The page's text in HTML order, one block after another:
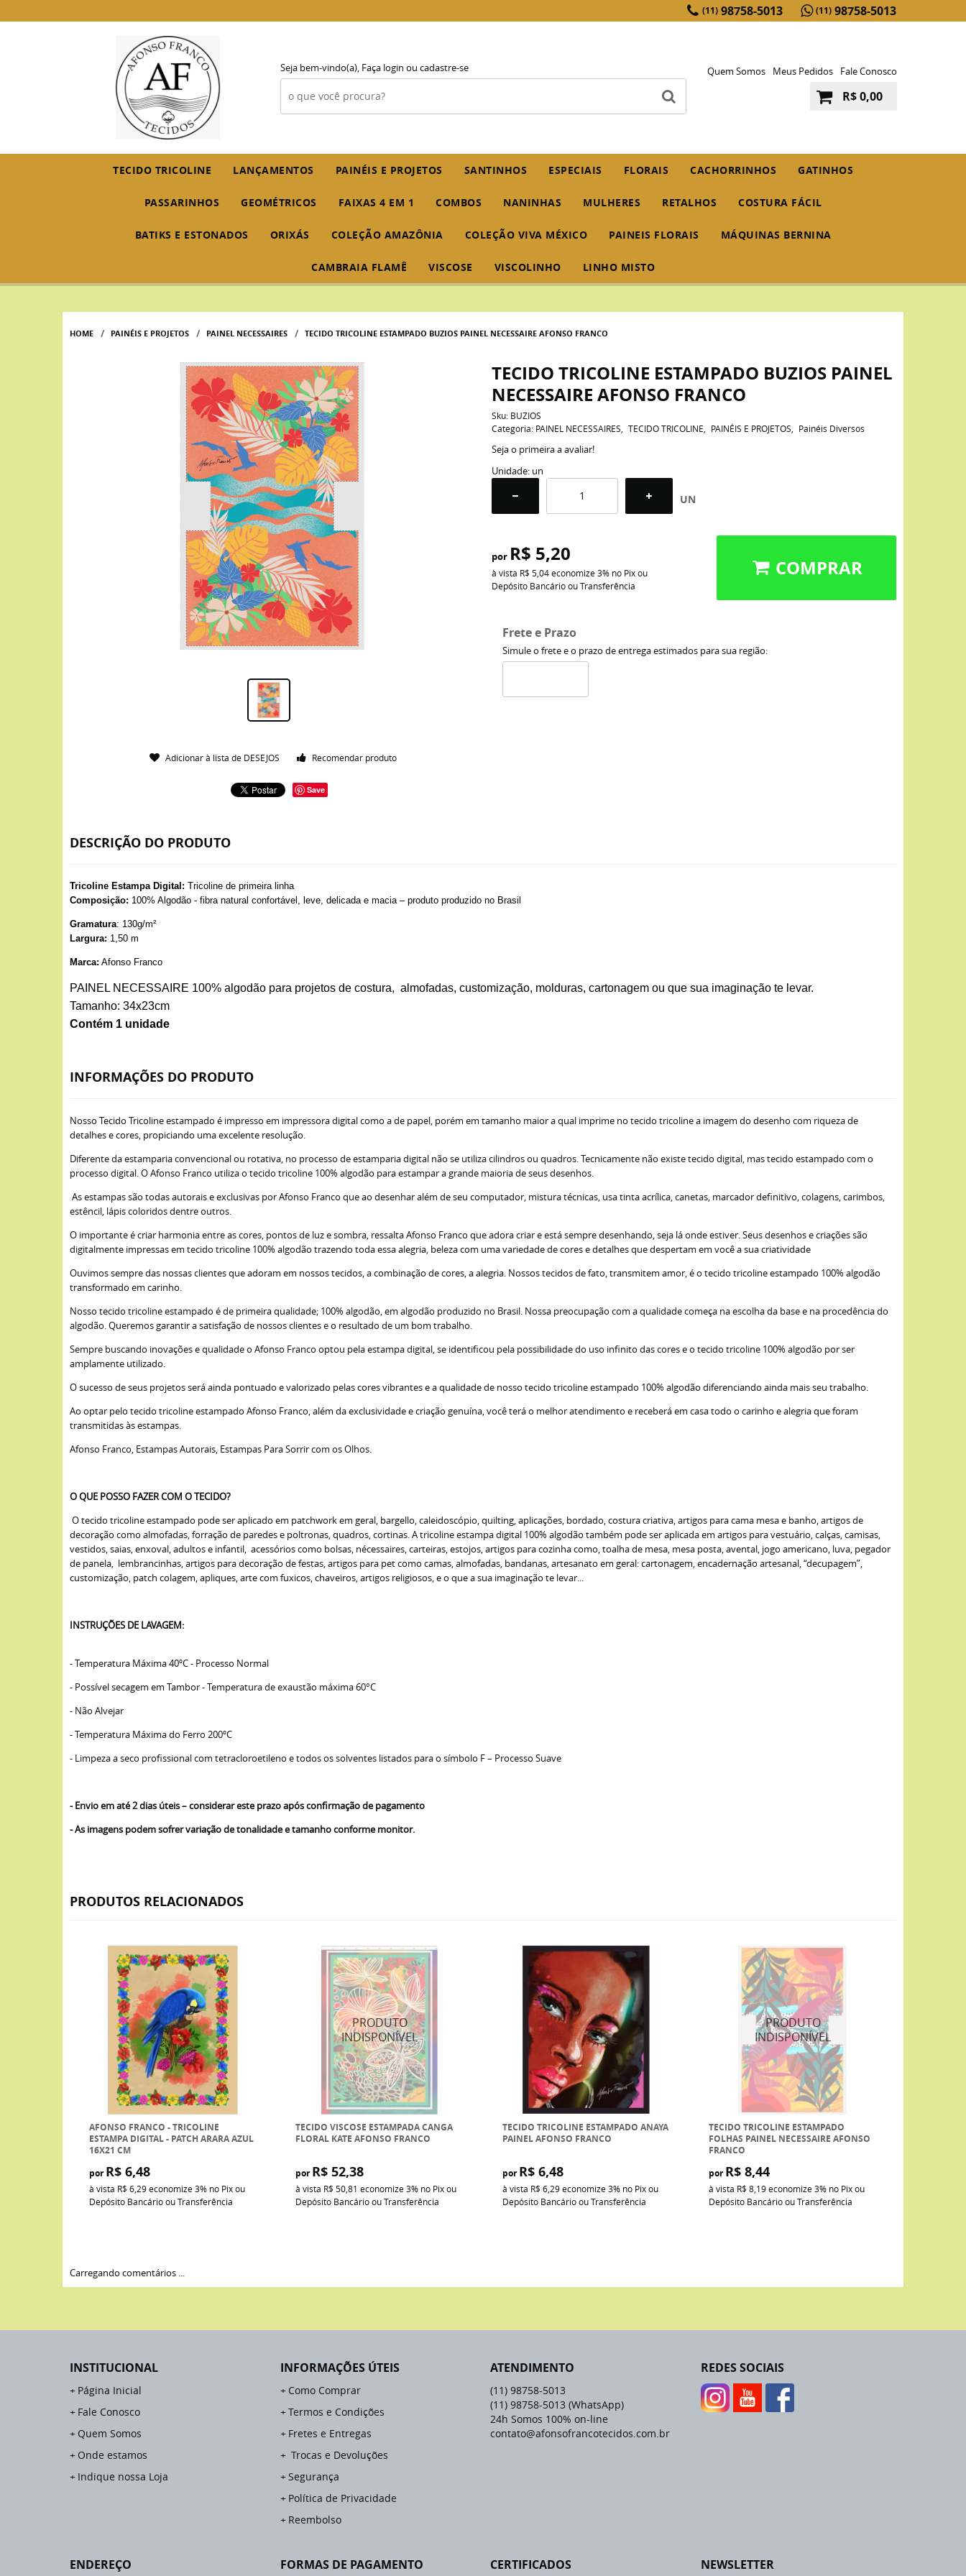
(11) 98758-5013 (11) 98758-5013
Seja bem-vindo(a), Faça login ou cadastre-se Quem Somos Meus Pedidos Fale Conosco
R$ 0,00
TECIDO TRICOLINE LANÇAMENTOS PAINÉIS E PROJETOS SANTINHOS ESPECIAIS FLORAIS CACHORRINHOS GATINHOS
PASSARINHOS GEOMÉTRICOS FAIXAS 4 EM 1 COMBOS NANINHAS MULHERES RETALHOS COSTURA FÁCIL
BATIKS E ESTONADOS ORIXÁS COLEÇÃO AMAZÔNIA COLEÇÃO VIVA MÉXICO PAINEIS FLORAIS MÁQUINAS BERNINA
CAMBRAIA FLAMÊ VISCOSE VISCOLINHO LINHO MISTO
HOME PAINÉIS E PROJETOS PAINEL NECESSAIRES TECIDO TRICOLINE ESTAMPADO BUZIOS PAINEL NECESSAIRE AFONSO FRANCO
Adicionar à lista de DESEJOS Recomendar produto
Save
TECIDO TRICOLINE ESTAMPADO BUZIOS PAINEL
NECESSAIRE AFONSO FRANCO
Sku: BUZIOS
Categoria: PAINEL NECESSAIRES TECIDO TRICOLINE PAINÉIS E PROJETOS Painéis Diversos
Seja o primeira a avaliar!
Unidade: un
UN
por R$ 5,20
à vista R$ 5,04economize3% no Pix ou
Depósito Bancário ou Transferência
COMPRAR
Frete e Prazo
Simule o frete e o prazo de entrega estimados para sua região:
DESCRIÇÃO DO PRODUTO
Tricoline Estampa Digital: Tricoline de primeira linha
Composição: 100% Algodão - fibra natural confortável, leve, delicada e macia – produto produzido no Brasil
Gramatura: 130g/m²
Largura: 1,50 m
Marca: Afonso Franco
PAINEL NECESSAIRE 100% algodão para projetos de costura, almofadas, customização, molduras, cartonagem ou que sua imaginação te levar.
Tamanho: 34x23cm
Contém 1 unidade
INFORMAÇÕES DO PRODUTO
Nosso Tecido Tricoline estampado é impresso em impressora digital como a de papel, porém em tamanho maior a qual imprime no tecido tricoline a imagem do desenho com riqueza de
detalhes e cores, propiciando uma excelente resolução.
Diferente da estamparia convencional ou rotativa, no processo de estamparia digital não se utiliza cilindros ou quadros. Tecnicamente não existe tecido digital, mas tecido estampado com o
processo digital. O Afonso Franco utiliza o tecido tricoline 100% algodão para estampar a grande maioria de seus desenhos.
As estampas são todas autorais e exclusivas por Afonso Franco que ao desenhar além de seu computador, mistura técnicas, usa tinta acrílica, canetas, marcador definitivo, colagens, carimbos,
estêncil, lápis coloridos dentre outros.
O importante é criar harmonia entre as cores, pontos de luz e sombra, ressalta Afonso Franco que adora criar e está sempre desenhando, seja lá onde estiver. Seus desenhos e criações são
digitalmente impressas em tecido tricoline 100% algodão trazendo toda essa alegria, beleza com uma variedade de cores e detalhes que despertam em você a sua criatividade
Ouvimos sempre das nossas clientes que adoram em nossos tecidos, a combinação de cores, a alegria. Nossos tecidos de fato, transmitem amor, é o tecido tricoline estampado 100% algodão
transformado em carinho.
Nosso tecido tricoline estampado é de primeira qualidade; 100% algodão, em algodão produzido no Brasil. Nossa preocupação com a qualidade começa na escolha da base e na procedência do
algodão. Queremos garantir a satisfação de nossos clientes e o resultado de um bom trabalho.
Sempre buscando inovações e qualidade o Afonso Franco optou pela estampa digital, se identificou pela possibilidade do uso infinito das cores e o tecido tricoline 100% algodão por ser
amplamente utilizado.
O sucesso de seus projetos será ainda pontuado e valorizado pelas cores vibrantes e a qualidade de nosso tecido tricoline estampado 100% algodão diferenciando ainda mais seu trabalho.
Ao optar pelo tecido tricoline estampado Afonso Franco, além da exclusividade e criação genuína, você terá o melhor atendimento e receberá em casa todo o carinho e alegria que foram
transmitidas às estampas.
Afonso Franco, Estampas Autorais, Estampas Para Sorrir com os Olhos.
O QUE POSSO FAZER COM O TECIDO?
O tecido tricoline estampado pode ser aplicado em patchwork em geral, bargello, caleidoscópio, quilting, aplicações, bordado, costura criativa, artigos para cama mesa e banho, artigos de
decoração como almofadas, forração de paredes e poltronas, quadros, cortinas. A tricoline estampa digital 100% algodão também pode ser aplicada em artigos para vestuário, calças, camisas,
vestidos, saias, enxoval, adultos e infantil, acessórios como bolsas, nécessaires, carteiras, estojos, artigos para cozinha como, toalha de mesa, mesa posta, avental, jogo americano, luva, pegador
de panela, lembrancinhas, artigos para decoração de festas, artigos para pet como camas, almofadas, bandanas, artesanato em geral: cartonagem, encadernação artesanal, “decupagem”,
customização, patch colagem, apliques, arte com fuxicos, chaveiros, artigos religiosos, e o que a sua imaginação te levar...
INSTRUÇÕES DE LAVAGEM:
- Temperatura Máxima 40ºC - Processo Normal
- Possível secagem em Tambor - Temperatura de exaustão máxima 60°C
- Não Alvejar
- Temperatura Máxima do Ferro 200ºC
- Limpeza a seco profissional com tetracloroetileno e todos os solventes listados para o símbolo F – Processo Suave
- Envio em até 2 dias úteis – considerar este prazo após confirmação de pagamento
- As imagens podem sofrer variação de tonalidade e tamanho conforme monitor.
PRODUTOS RELACIONADOS
AFONSO FRANCO - TRICOLINE
ESTAMPA DIGITAL - PATCH ARARA AZUL
16X21 CM
por R$ 6,48
à vista R$ 6,29economize3% no Pix ou
Depósito Bancário ou Transferência
TECIDO VISCOSE ESTAMPADA CANGA
FLORAL KATE AFONSO FRANCO
por R$ 52,38
à vista R$ 50,81 economize3% no Pix ou
Depósito Bancário ou Transferência
TECIDO TRICOLINE ESTAMPADO ANAYA
PAINEL AFONSO FRANCO
por R$ 6,48
à vista R$ 6,29economize3% no Pix ou
Depósito Bancário ou Transferência
TECIDO TRICOLINE ESTAMPADO
FOLHAS PAINEL NECESSAIRE AFONSO
FRANCO
por R$ 8,44
à vista R$ 8,19economize3% no Pix ou
Depósito Bancário ou Transferência
Carregando comentários ...
INSTITUCIONAL
Página Inicial
Fale Conosco
Quem Somos
Onde estamos
Indique nossa Loja
INFORMAÇÕES ÚTEIS
Como Comprar
Termos e Condições
Fretes e Entregas
Trocas e Devoluções
Segurança
Política de Privacidade
Reembolso
ATENDIMENTO
(11) 98758-5013
(11) 98758-5013 (WhatsApp)
24h Somos 100% on-line
contato@afonsofrancotecidos.com.br
REDES SOCIAIS
ENDEREÇO FORMAS DE PAGAMENTO CERTIFICADOS NEWSLETTER